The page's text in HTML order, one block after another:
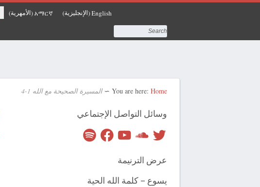
English
(الإنجليزية)
አማርኛ
(الأمهرية)
You are here: Home
∼ المسيرة الصحيحة مع الله 1-4
وسائل التواصل الإجتماعي
Twitter
SoundCloud
YouTube
Facebook
Spotify
عرض الترنيمة
يسوع – كلمة الله الحية